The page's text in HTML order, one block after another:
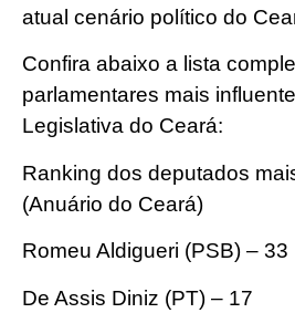
atual cenário político do
Confira abaixo a lista
parlamentares mais
Legislativa do Ceará:
Ranking dos deputados
(Anuário do Ceará)
Romeu Aldigueri (PSB) – 33
De Assis Diniz (PT) – 17